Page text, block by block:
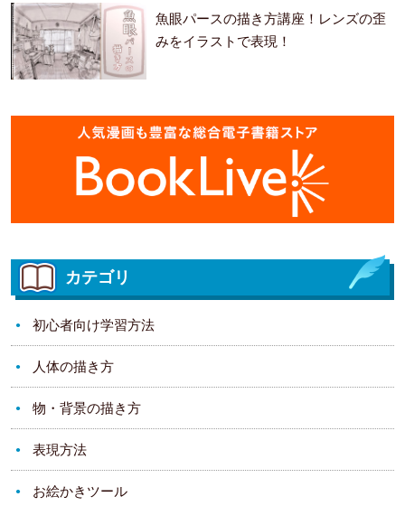
魚眼パースの描き方講座！レンズの歪
みをイラストで表現！
カテゴリ
初心者向け学習方法
人体の描き方
物・背景の描き方
表現方法
お絵かきツール